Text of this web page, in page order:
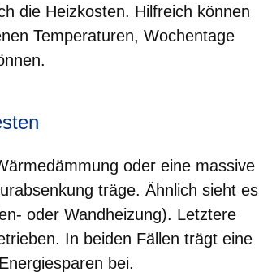
die Heizkosten. Hilfreich können
Temperaturen, Wochentage
oder eine massive
träge. Ähnlich sieht es
oder Wandheizung). Letztere
In beiden Fällen trägt eine
bei.